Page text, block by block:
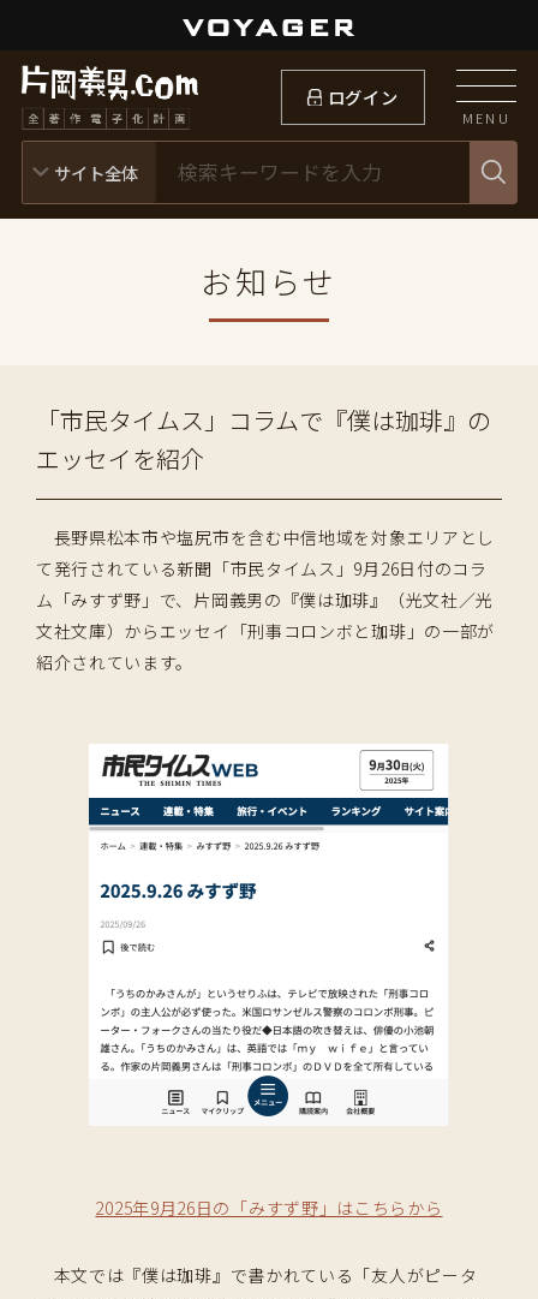
ログイン
MENU
お知らせ
「市民タイムス」コラムで『僕は珈琲』の
エッセイを紹介
長野県松本市や塩尻市を含む中信地域を対象エリアとし
て発行されている新聞「市民タイムス」9月26日付のコラ
ム「みすず野」で、片岡義男の『僕は珈琲』（光文社／光
文社文庫）からエッセイ「刑事コロンボと珈琲」の一部が
紹介されています。
2025年9月26日の「みすず野」はこちらから
本文では『僕は珈琲』で書かれている「友人がピータ